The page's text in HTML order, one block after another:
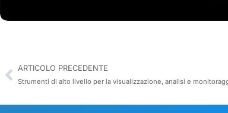
ARTICOLO PRECEDENTE
Strumenti di alto livello per la visualizzazione, analisi e